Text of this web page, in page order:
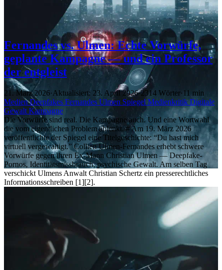
Fernandes vs. Ulmen: Echte Vorwürfe,
geplante Kampagne — und ein Professor
der entgleist
21. März 2026·Aktualisiert: 23. April 2026·2314 Wörter·11 min
MedienDeepfakes Fernandes Ulmen SpiegelMedienkritikDigitale
Gewalt Kampagne
Die Vorwürfe sind real. Die Kampagne auch. Und eine Wortwahl
die vom eigentlichen Problem ablenkt. # Am 19. März 2026
veröffentlichte der Spiegel eine Titelgeschichte: “Du hast mich
virtuell vergewaltigt.” Collien Ulmen-Fernandes erhebt schwere
Vorwürfe gegen ihren Ex-Mann Christian Ulmen — Deepfake-
Pornos, Identitätsmissbrauch, psychische Gewalt. Am selben Tag
verschickt Ulmens Anwalt Christian Schertz ein presserechtliches
Informationsschreiben [1][2].